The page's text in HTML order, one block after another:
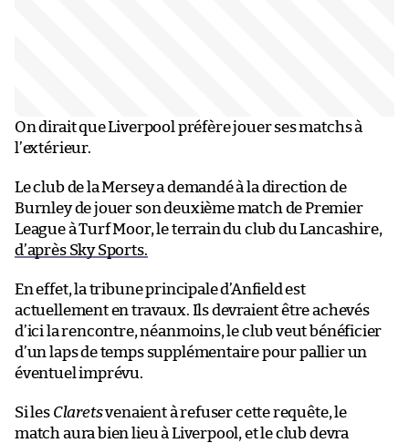
On dirait que Liverpool préfère jouer ses matchs à
l’extérieur.
Le club de la Mersey a demandé à la direction de
Burnley de jouer son deuxième match de Premier
League à Turf Moor, le terrain du club du Lancashire,
d’après Sky Sports.
En effet, la tribune principale d’Anfield est
actuellement en travaux. Ils devraient être achevés
d’ici la rencontre, néanmoins, le club veut bénéficier
d’un laps de temps supplémentaire pour pallier un
éventuel imprévu.
Si les Claretsvenaient à refuser cette requête, le
match aura bien lieu à Liverpool, et le club devra